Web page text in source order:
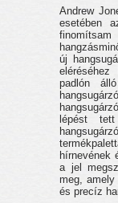
Andrew
esetében
új
padlón
lépést
hírnevének
a jel
meg,
és precíz